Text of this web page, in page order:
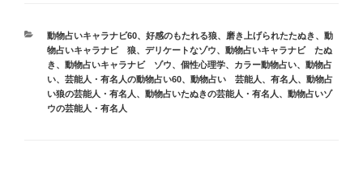
カ
テ
ゴ
リ
ー
動物占いキャラナビ60、 好感のもたれる狼、 磨き上げられたたぬき 、 動
物占いキャラナビ 狼、 デリケートなゾウ、 動物占いキャラナビ たぬ
き 、 動物占いキャラナビ ゾウ、 個性心理学、 カラー動物占い、 動物占
い、 芸能人・有名人の動物占い60、 動物占い 芸能人、有名人 、 動物占
い狼の芸能人・有名人 、 動物占いたぬきの芸能人・有名人 、 動物占いゾ
ウの芸能人・有名人